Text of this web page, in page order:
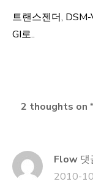
글
트랜스젠더, DSM-
GI로..
2 thoughts on “
Flow 댓
2010-